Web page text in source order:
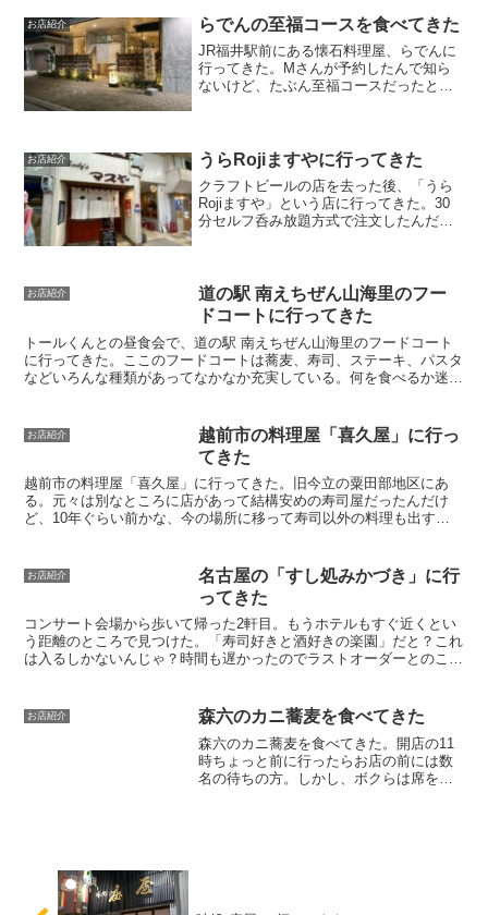
お店紹介 らでんの至福コースを食べてきた
JR福井駅前にある懐石料理屋、らでんに
行ってきた。Mさんが予約したんで知ら
ないけど、たぶん至福コースだったと思
白子の玉地蒸し。2杯目...
お店紹介 うらRojiますやに行ってきた
クラフトビールの店を去った後、「うら
Rojiますや」という店に行ってきた。30
分セルフ呑み放題方式で注文したんだっ
ことは覚えていない...
お店紹介
道の駅 南えちぜん山海里のフー
ドコートに行ってきた
トールくんとの昼食会で、道の駅 南えちぜん山海里のフードコート
に行ってきた。ここのフードコートは蕎麦、寿司、ステーキ、パスタ
などいろんな種類があってなかなか充実している。何を食べるか迷っ
お店紹介
越前市の料理屋「喜久屋」に行っ
てきた
越前市の料理屋「喜久屋」に行ってきた。旧今立の粟田部地区にあ
る。元々は別なところに店があって結構安めの寿司屋だったんだけ
ど、10年ぐらい前かな、今の場所に移って寿司以外の料理も出すよ
お店紹介
名古屋の「すし処みかづき」に行
ってきた
コンサート会場から歩いて帰った2軒目。もうホテルもすぐ近くとい
う距離のところで見つけた。「寿司好きと酒好きの楽園」だと？これ
は入るしかないんじゃ？時間も遅かったのでラストオーダーとのこ
お店紹介 森六のカニ蕎麦を食べてきた
森六のカニ蕎麦を食べてきた。開店の11
時ちょっと前に行ったらお店の前には数
名の待ちの方。しかし、ボクらは席を予